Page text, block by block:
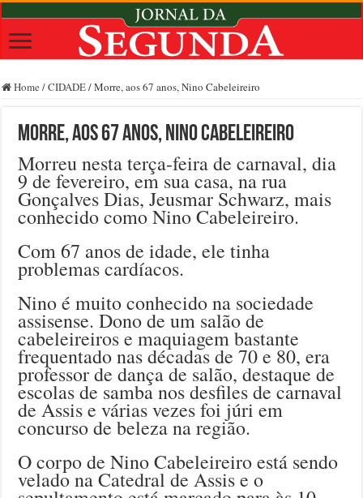
Home /CIDADE/Morre, aos 67 anos, Nino Cabeleireiro
Morre, aos 67 anos, Nino Cabeleireiro
Morreu nesta terça-feira de carnaval, dia
9 de fevereiro, em sua casa, na rua
Gonçalves Dias, Jeusmar Schwarz, mais
conhecido como Nino Cabeleireiro.
Com 67 anos de idade, ele tinha
problemas cardíacos.
Nino é muito conhecido na sociedade
assisense. Dono de um salão de
cabeleireiros e maquiagem bastante
frequentado nas décadas de 70 e 80, era
professor de dança de salão, destaque de
escolas de samba nos desfiles de carnaval
de Assis e várias vezes foi júri em
concurso de beleza na região.
O corpo de Nino Cabeleireiro está sendo
velado na Catedral de Assis e o